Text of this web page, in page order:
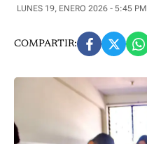
LUNES 19, ENERO 2026 - 5:45 PM
COMPARTIR: